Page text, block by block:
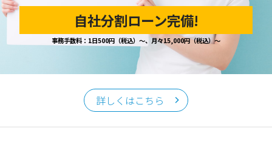
自社分割ローン完備!
事務手数料：1日500円（税込）～、月々15,000円（税込）～
詳しくはこちら